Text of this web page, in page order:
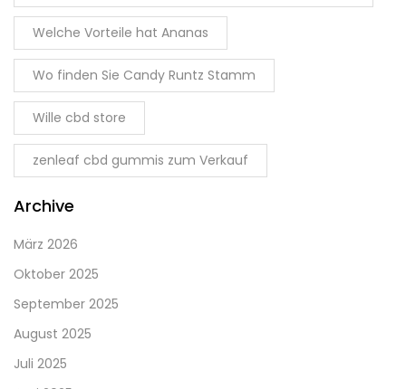
Welche Vorteile hat Ananas
Wo finden Sie Candy Runtz Stamm
Wille cbd store
zenleaf cbd gummis zum Verkauf
Archive
März 2026
Oktober 2025
September 2025
August 2025
Juli 2025